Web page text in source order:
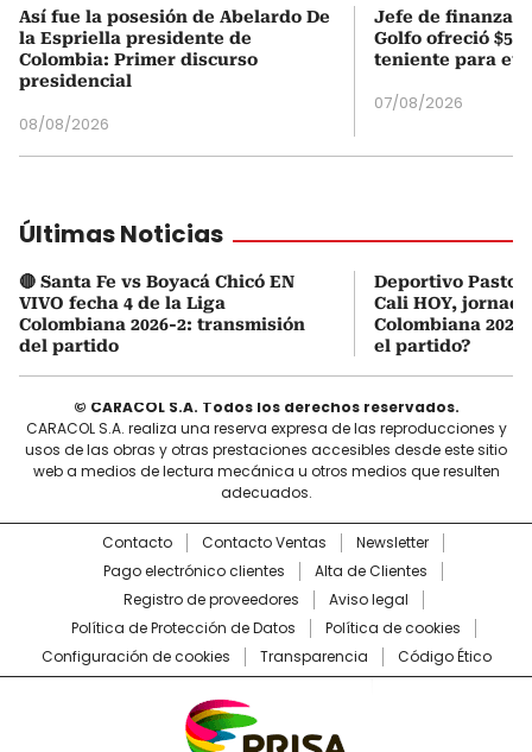
Así fue la posesión de Abelardo De
la Espriella presidente de
Colombia: Primer discurso
presidencial
08/08/2026
Jefe de finanzas
Golfo ofreció
teniente para
07/08/2026
Últimas Noticias
🔴 Santa Fe vs Boyacá Chicó EN
VIVO fecha 4 de la Liga
Colombiana 2026-2: transmisión
del partido
Deportivo Pasto
Cali HOY,
Colombiana
el partido?
© CARACOL S.A. Todos los derechos reservados.
CARACOL S.A. realiza una reserva expresa de las reproducciones y
usos de las obras y otras prestaciones accesibles desde este sitio
web a medios de lectura mecánica u otros medios que resulten
adecuados.
Contacto Contacto Ventas
Newsletter
Pago electrónico clientes
Alta de Clientes
Registro de proveedores
Aviso legal
Política de Protección de Datos
Política de cookies
Configuración de cookies
Transparencia Código Ético